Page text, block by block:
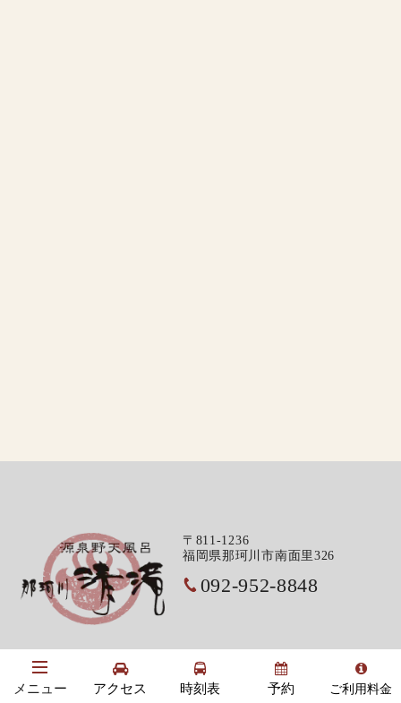
メニュー アクセス 時刻表 予約 ご利用料金
〒811-1236
福岡県那珂川市南面里326
092-952-8848
〒751-0820
山口県下関市新椋野1丁目2-15